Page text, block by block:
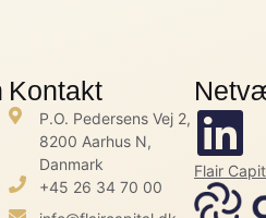
Kontakt
P.O. Pedersens Vej 2,
8200 Aarhus N,
Danmark
+45 26 34 70 00
Flair